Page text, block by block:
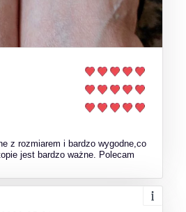
z rozmiarem i bardzo wygodne,co
jest bardzo ważne. Polecam